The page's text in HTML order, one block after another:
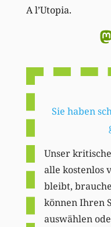
A l’Utopia.
Sie haben
Unser
alle kostenlos
bleibt,
können Ihren
auswählen